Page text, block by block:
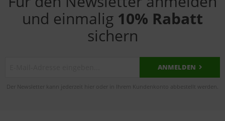
und einmalig 10% Rabatt
sichern
ANMELDEN
Der Newsletter kann jederzeit hier oder in Ihrem Kundenkonto abbestellt werden.